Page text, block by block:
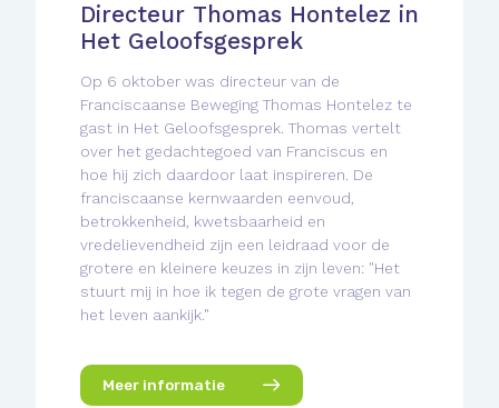
Directeur Thomas Hontelez in
Het Geloofsgesprek
Op 6 oktober was directeur van de
Franciscaanse Beweging Thomas Hontelez te
gast in Het Geloofsgesprek. Thomas vertelt
over het gedachtegoed van Franciscus en
hoe hij zich daardoor laat inspireren. De
franciscaanse kernwaarden eenvoud,
betrokkenheid, kwetsbaarheid en
vredelievendheid zijn een leidraad voor de
grotere en kleinere keuzes in zijn leven: "Het
stuurt mij in hoe ik tegen de grote vragen van
het leven aankijk."
Meer informatie